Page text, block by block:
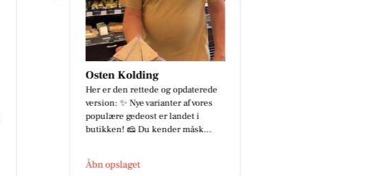
Osten Kolding
Her er den rettede og opdaterede
version: ✨ Nye varianter af vores
populære gedeost er landet i
butikken! 🧀 Du kender måsk...
Åbn opslaget